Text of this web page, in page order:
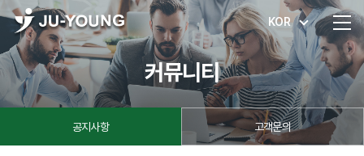
KOR
커뮤니티
공지사항 고객문의